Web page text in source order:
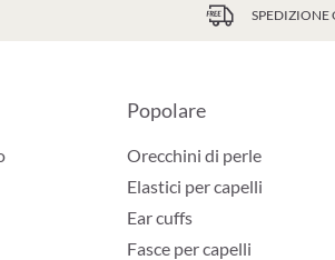
SPEDIZIONE
Popolare
Orecchini di perle
Elastici per capelli
Ear cuffs
Fasce per capelli